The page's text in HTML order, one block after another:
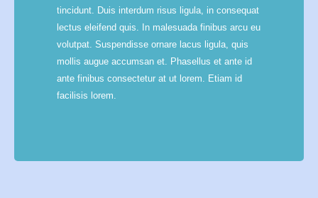
tincidunt. Duis interdum risus ligula, in consequat
lectus eleifend quis. In malesuada finibus arcu eu
volutpat. Suspendisse ornare lacus ligula, quis
mollis augue accumsan et. Phasellus et ante id
ante finibus consectetur at ut lorem. Etiam id
facilisis lorem.